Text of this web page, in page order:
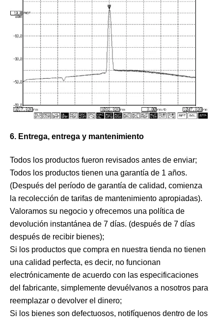
6. Entrega, entrega y mantenimiento
Todos los productos fueron revisados ​​antes de enviar;
Todos los productos tienen una garantía de 1 años.
(Después del período de garantía de calidad, comienza
la recolección de tarifas de mantenimiento apropiadas).
Valoramos su negocio y ofrecemos una política de
devolución instantánea de 7 días. (después de 7 días
después de recibir bienes);
Si los productos que compra en nuestra tienda no tienen
una calidad perfecta, es decir, no funcionan
electrónicamente de acuerdo con las especificaciones
del fabricante, simplemente devuélvanos a nosotros para
reemplazar o devolver el dinero;
Si los bienes son defectuosos, notifíquenos dentro de los